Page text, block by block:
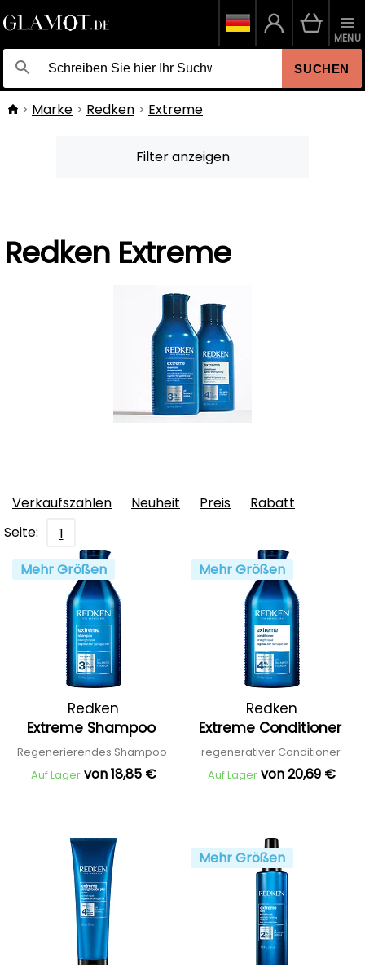
SUCHEN
MENU
Marke Redken Extreme
Filter anzeigen
Redken Extreme
Verkaufszahlen Neuheit Preis
Rabatt
Seite:
1
Mehr Größen
Redken
Extreme Shampoo
Regenerierendes Shampoo
Auf Lager von 18,85 €
Mehr Größen
Redken
Extreme Conditioner
regenerativer Conditioner
Auf Lager von 20,69 €
Mehr Größen